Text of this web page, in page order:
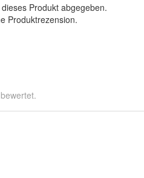
Produkt abgegeben.
Produktrezension.